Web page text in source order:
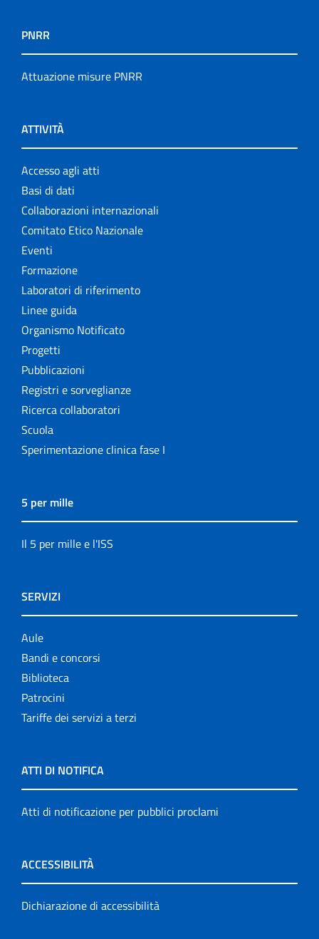
PNRR
Attuazione misure PNRR
ATTIVITÀ
Accesso agli atti
Basi di dati
Collaborazioni internazionali
Comitato Etico Nazionale
Eventi
Formazione
Laboratori di riferimento
Linee guida
Organismo Notificato
Progetti
Pubblicazioni
Registri e sorveglianze
Ricerca collaboratori
Scuola
Sperimentazione clinica fase I
5 per mille
Il 5 per mille e l'ISS
SERVIZI
Aule
Bandi e concorsi
Biblioteca
Patrocini
Tariffe dei servizi a terzi
ATTI DI NOTIFICA
Atti di notificazione per pubblici proclami
ACCESSIBILITÀ
Dichiarazione di accessibilità